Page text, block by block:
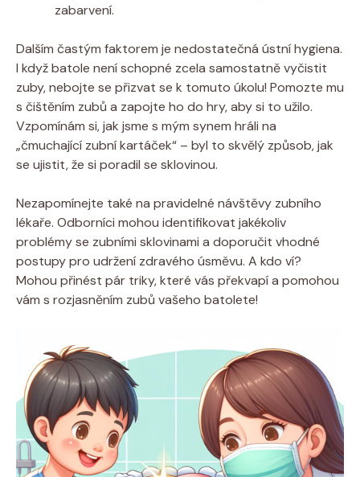
zabarvení.
Dalším častým faktorem je nedostatečná ústní hygiena.
I když batole není schopné zcela samostatně vyčistit
zuby, nebojte se přizvat se k tomuto úkolu! Pomozte mu
s čištěním zubů a zapojte ho do hry, aby si to užilo.
Vzpomínám si, jak jsme s mým synem hráli na
„čmuchající zubní kartáček“ – byl to skvělý způsob, jak
se ujistit, že si poradil se sklovinou.
Nezapomínejte také na pravidelné návštěvy zubního
lékaře. Odborníci mohou identifikovat jakékoliv
problémy se zubními sklovinami a doporučit vhodné
postupy pro udržení zdravého úsměvu. A kdo ví?
Mohou přinést pár triky, které vás překvapí a pomohou
vám s rozjasněním zubů vašeho batolete!